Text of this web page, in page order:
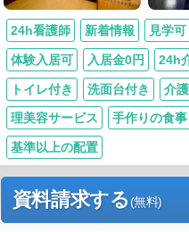
24h看護師 新着情報 見学可
体験入居可 入居金0円 24h
トイレ付き 洗面台付き 介
理美容サービス 手作りの食事
基準以上の配置
資料請求する(無料)